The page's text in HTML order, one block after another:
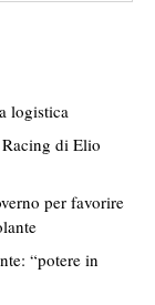
logistica
di Elio
per favorire
“potere in